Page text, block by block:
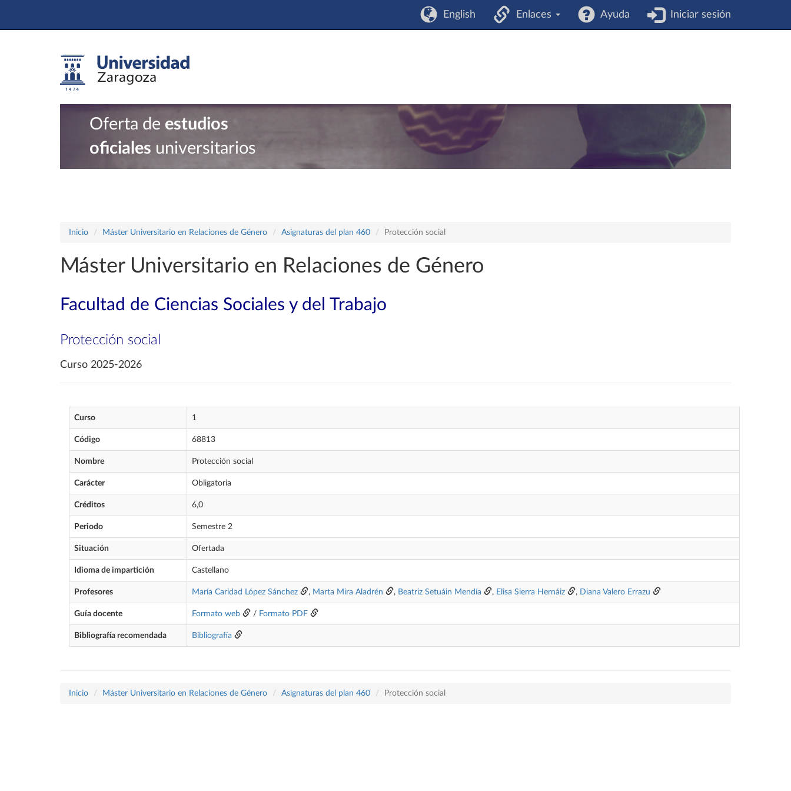
English Enlaces Ayuda Iniciar sesión
Oferta de estudios
oficiales universitarios
Inicio Máster Universitario en Relaciones de Género Asignaturas del plan 460 Protección social
Máster Universitario en Relaciones de Género
Facultad de Ciencias Sociales y del Trabajo
Protección social
Curso 2025-2026
Curso 1
Código 68813
Nombre Protección social
Carácter Obligatoria
Créditos 6,0
Periodo Semestre 2
Situación Ofertada
Idioma de impartición Castellano
Profesores María Caridad López Sánchez , Marta Mira Aladrén , Beatriz Setuáin Mendía , Elisa Sierra Hernáiz , Diana Valero Errazu
Guía docente Formato web / Formato PDF
Bibliografía recomendada Bibliografía
Inicio Máster Universitario en Relaciones de Género Asignaturas del plan 460 Protección social